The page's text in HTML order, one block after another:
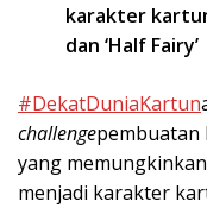
karakter
dan ‘Half Fairy’
#DekatDuniaKartun
challengepembuatan
yang
menjadi karakter